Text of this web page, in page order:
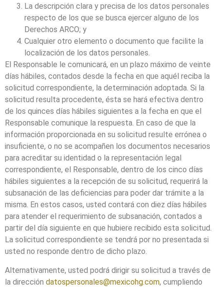
La descripción clara y precisa de los datos personales
respecto de los que se busca ejercer alguno de los
Derechos ARCO; y
Cualquier otro elemento o documento que facilite la
localización de los datos personales.
El Responsable le comunicará, en un plazo máximo de veinte
días hábiles, contados desde la fecha en que aquél reciba la
solicitud correspondiente, la determinación adoptada. Si la
solicitud resulta procedente, ésta se hará efectiva dentro
de los quinces días hábiles siguientes a la fecha en que el
Responsable comunique la respuesta. En caso de que la
información proporcionada en su solicitud resulte errónea o
insuficiente, o no se acompañen los documentos necesarios
para acreditar su identidad o la representación legal
correspondiente, el Responsable, dentro de los cinco días
hábiles siguientes a la recepción de su solicitud, requerirá la
subsanación de las deficiencias para poder dar trámite a la
misma. En estos casos, usted contará con diez días hábiles
para atender el requerimiento de subsanación, contados a
partir del día siguiente en que hubiere recibido esta solicitud.
La solicitud correspondiente se tendrá por no presentada si
usted no responde dentro de dicho plazo.
Alternativamente, usted podrá dirigir su solicitud a través de
la dirección datospersonales@mexicohg.com, cumpliendo